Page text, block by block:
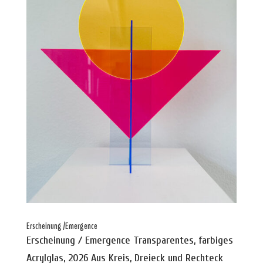
Erscheinung /Emergence
Erscheinung / Emergence Transparentes, farbiges
Acrylglas, 2026 Aus Kreis, Dreieck und Rechteck